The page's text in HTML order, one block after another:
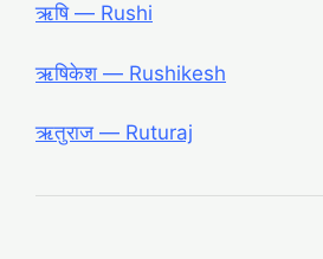
ऋषि ― Rushi
ऋषिकेश ― Rushikesh
ऋतुराज ― Ruturaj